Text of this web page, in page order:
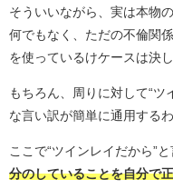
そういいながら、実は本物
何でもなく、ただの不倫関
を使っているけケースは決
もちろん、周りに対して“ツ
な言い訳が簡単に通用する
ここで“ツインレイだから”
分のしていることを自分で